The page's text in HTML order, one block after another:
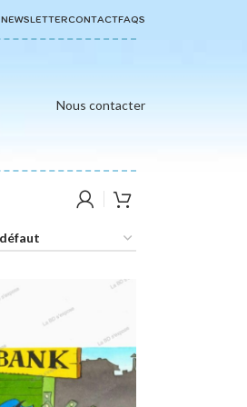
NEWSLETTERCONTACTFAQS
Nous contacter